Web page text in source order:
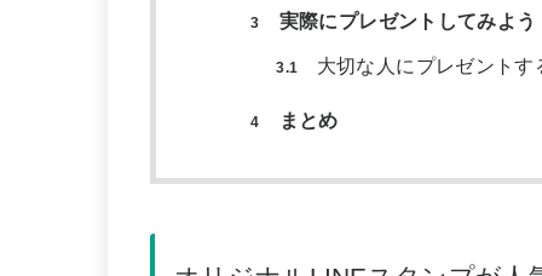
3 実際にプレゼントしてみよう
3.1 大切な人にプレゼント
4 まとめ